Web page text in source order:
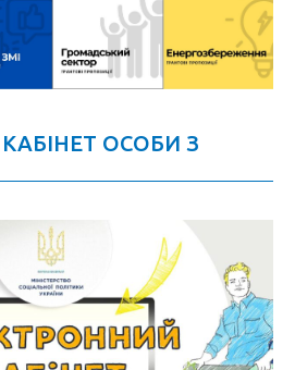
ОСОБИ З